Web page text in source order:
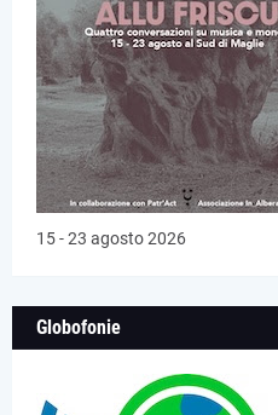
15 - 23 agosto 2026
Globofonie